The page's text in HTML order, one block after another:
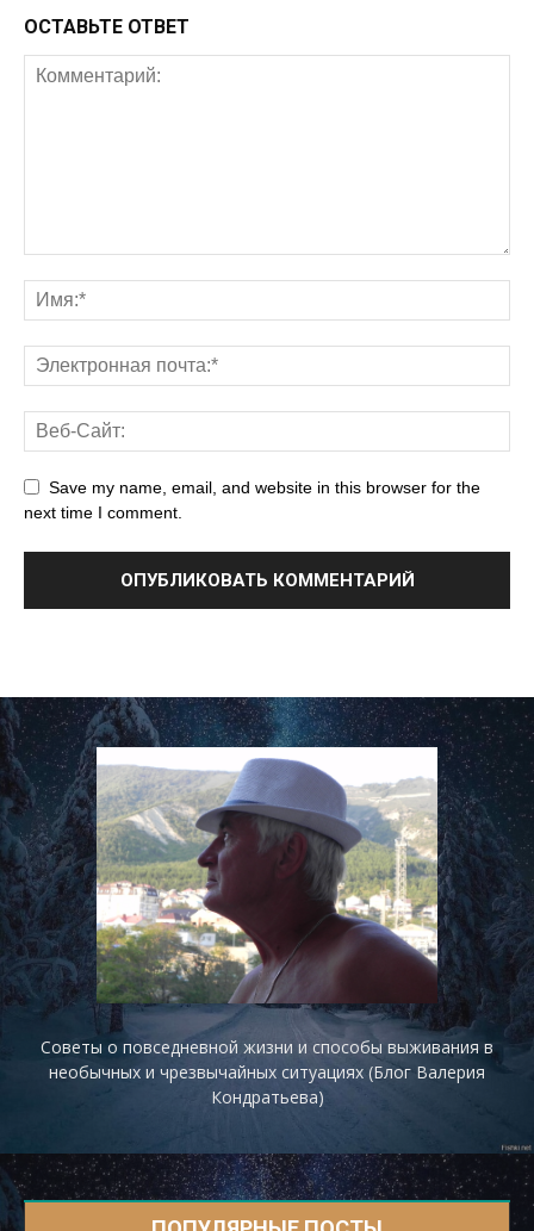
ОСТАВЬТЕ ОТВЕТ
Save my name, email, and website in this browser for the
next time I comment.
Советы о повседневной жизни и способы выживания в
необычных и чрезвычайных ситуациях (Блог Валерия
Кондратьева)